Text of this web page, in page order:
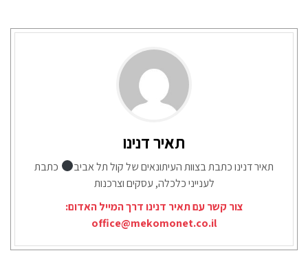
תאיר דנינו
תאיר דנינו כתבת בצוות העיתונאים של קול תל אביב
כתבת
לענייני כלכלה, עסקים וצרכנות
צור קשר עם תאיר דנינו דרך המייל האדום:
office@mekomonet.co.il